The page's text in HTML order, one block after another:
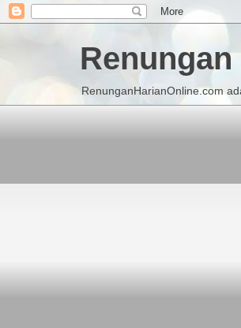
Renungan
RenunganHarianOnline.com